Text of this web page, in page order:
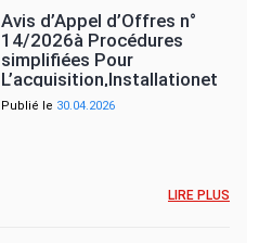
Avis d’Appel d’Offres n°
14/2026à Procédures
simplifiées Pour
L’acquisition,Installationet
mise en…
Publié le 30.04.2026
LIRE PLUS